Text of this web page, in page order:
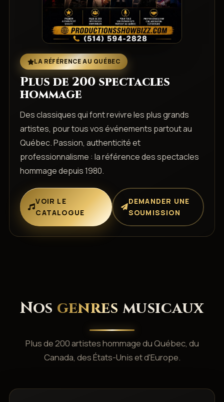
LA RÉFÉRENCE AU QUÉBEC
Plus de 200 spectacles
hommage
Des classiques qui font revivre les plus grands
artistes, pour tous vos événements partout au
Québec. Passion, authenticité et
professionnalisme : la référence des spectacles
hommage depuis 1980.
VOIR LE
CATALOGUE
DEMANDER UNE
SOUMISSION
Nos genres musicaux
Plus de 200 artistes hommage du Québec, du
Canada, des États-Unis et d'Europe.